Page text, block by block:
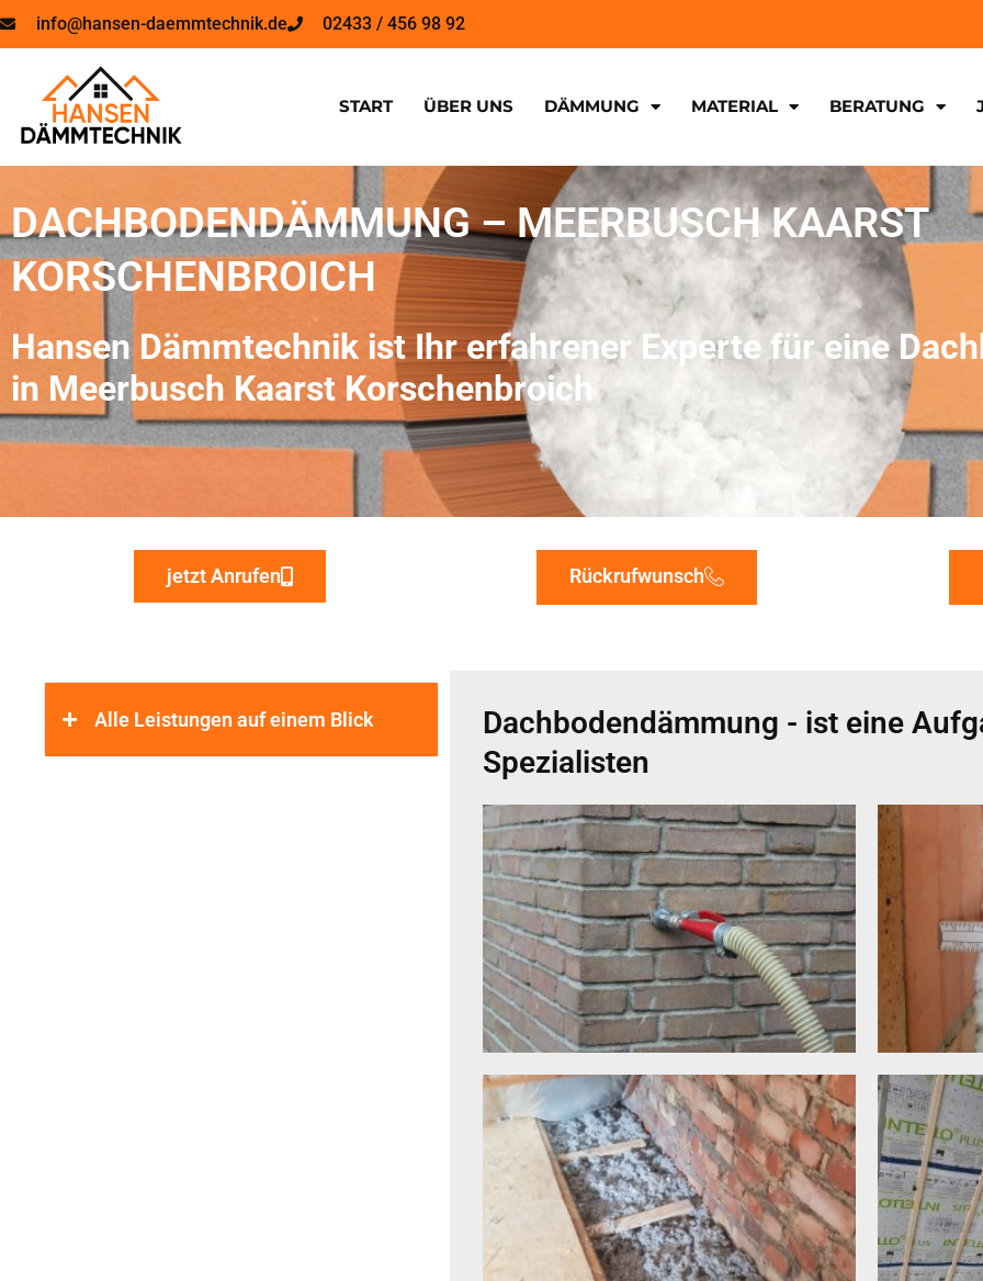
info@hansen-daemmtechnik.de 02433 / 456 98 92
START ÜBER UNS DÄMMUNG MATERIAL BERATUNG
DACHBODENDÄMMUNG – MEERBUSCH KAARST
KORSCHENBROICH
Hansen Dämmtechnik ist Ihr erfahrener Experte für eine
in Meerbusch Kaarst Korschenbroich
jetzt Anrufen Rückrufwunsch
Alle Leistungen auf einem Blick
Dachbodendämmung - ist eine
Spezialisten